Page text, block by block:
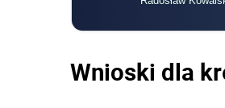
Wnioski dla